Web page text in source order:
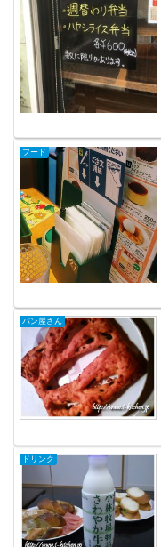
フード
パン屋さん
ドリンク